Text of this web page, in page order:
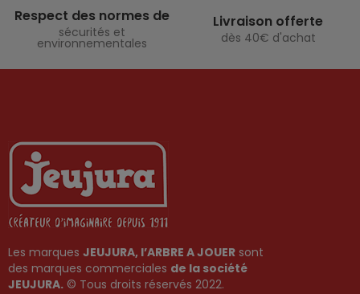
Respect des normes de
sécurités et
environnementales
Livraison offerte
dès 40€ d'achat
Les marques JEUJURA, l’ARBRE A JOUER sont
des marques commerciales de la société
JEUJURA. © Tous droits réservés 2022.